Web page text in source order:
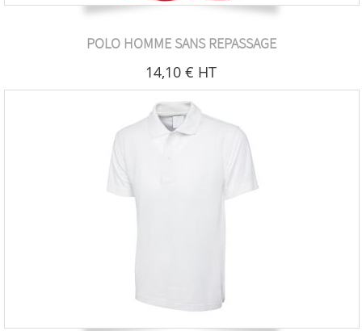
POLO HOMME SANS REPASSAGE
14,10 € HT